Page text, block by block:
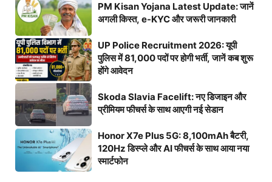
PM Kisan Yojana Latest Update: जानें
अगली किस्त, e-KYC और जरूरी जानकारी
UP Police Recruitment 2026: यूपी
पुलिस में 81,000 पदों पर होगी भर्ती, जानें कब शुरू
होंगे आवेदन
Skoda Slavia Facelift: नए डिजाइन और
प्रीमियम फीचर्स के साथ आएगी नई सेडान
Honor X7e Plus 5G: 8,100mAh बैटरी,
120Hz डिस्प्ले और AI फीचर्स के साथ आया नया
स्मार्टफोन